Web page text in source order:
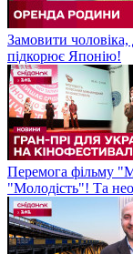
Замовити
підкорює Японію!
Перемога фільму
"Молодість"! Та